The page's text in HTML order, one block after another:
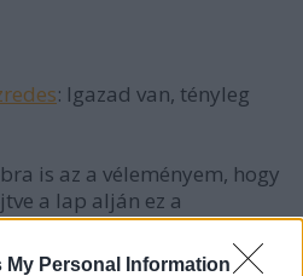
My Personal Information
: Igazad van, tényleg
is az a véleményem, hogy
a lap alján ez a
sosem jöttem volna rá, és
szerkesztési cél.